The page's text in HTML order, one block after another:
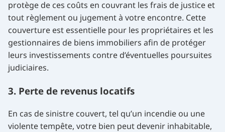
protège de ces coûts en couvrant les frais de justice et
tout règlement ou jugement à votre encontre. Cette
couverture est essentielle pour les propriétaires et les
gestionnaires de biens immobiliers afin de protéger
leurs investissements contre d’éventuelles poursuites
judiciaires.
3. Perte de revenus locatifs
En cas de sinistre couvert, tel qu’un incendie ou une
violente tempête, votre bien peut devenir inhabitable,